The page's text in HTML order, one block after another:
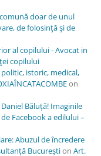
doar de unul
de folosinţă şi de
al copilului - Avocat in
copilului
istoric, medical,
on
Băluță! Imaginile
Facebook a edilului –
Abuzul de încredere
Bucureștion Art.